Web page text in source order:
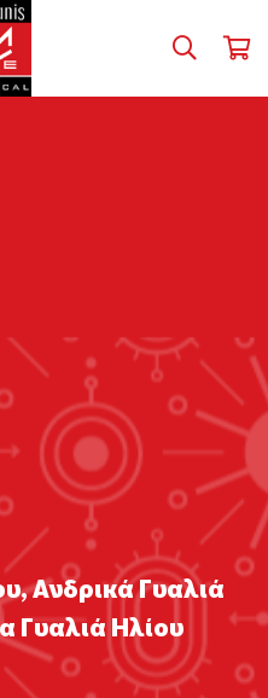
,Ανδρικά Γυαλιά
Γυαλιά Ηλίου